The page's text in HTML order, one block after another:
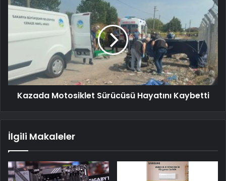
Kazada Motosiklet Sürücüsü Hayatını Kaybetti
İlgili Makaleler